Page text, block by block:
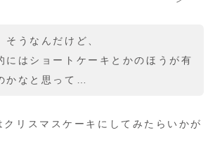
そうなんだけど、
にはショートケーキとかのほうが有
かなと思って…
クリスマスケーキにしてみたらいかが